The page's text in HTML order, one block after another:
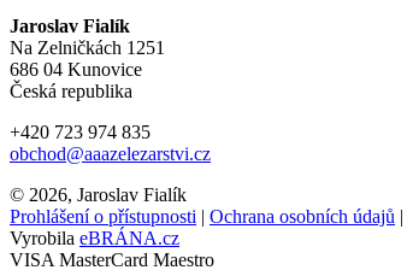
Jaroslav Fialík
Na Zelničkách 1251
686 04 Kunovice
Česká republika
+420 723 974 835
obchod@aaazelezarstvi.cz
© 2026, Jaroslav Fialík
Prohlášení o přístupnosti | Ochrana osobních údajů |
Vyrobila eBRÁNA.cz
VISA MasterCard Maestro